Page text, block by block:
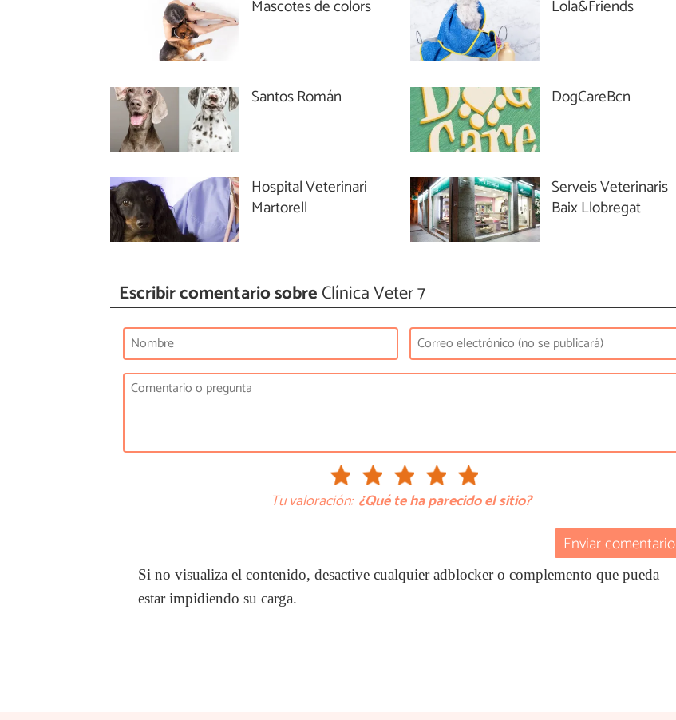
Mascotes de colors Lola&Friends
Santos Román DogCareBcn
Hospital Veterinari
Martorell
Serveis Veterinaris
Baix Llobregat
Escribir comentario sobreClínica Veter 7
Tu valoración: ¿Qué te ha parecido el sitio?
Enviar comentario
Si no visualiza el contenido, desactive cualquier adblocker o complemento que pueda
estar impidiendo su carga.